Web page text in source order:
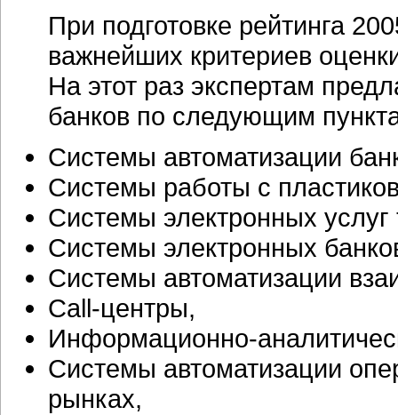
При подготовке рейтинга
важнейших критериев
На этот раз экспертам
банков по следующим
Системы автоматизации
Системы работы с
Системы электронных услуг
Системы электронных
Системы автоматизации
Call-центры,
Информационно-
Системы автоматизации
рынках,